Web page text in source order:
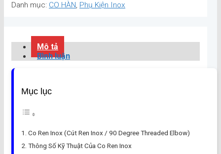
Danh mục: CO HÀN, Phụ Kiện Inox
Mô tả
Bình luận
Mục lục
Co Ren Inox (Cút Ren Inox / 90 Degree Threaded Elbow)
Thông Số Kỹ Thuật Của Co Ren Inox